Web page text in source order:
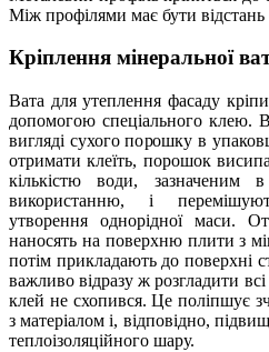
Між профілями має бути відстань
Кріплення мінеральної
Вата для утеплення фасаду
допомогою спеціального клею.
вигляді сухого порошку в
отримати клеїть, порошок
кількістю води, зазначеним
використанню, і
утворення однорідної маси.
наносять на поверхню плити з
потім прикладають до поверхні
важливо відразу ж розгладити всі
клей не схопився. Це поліпшує
з матеріалом і, відповідно,
теплоізоляційного шару.